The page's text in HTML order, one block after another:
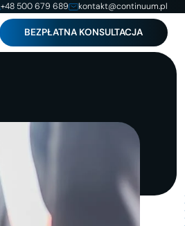
+48 500 679 689 kontakt@continuum.pl
BEZPŁATNA KONSULTACJA